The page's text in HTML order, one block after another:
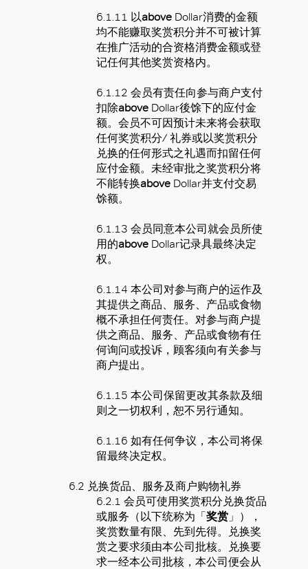
6.1.11 以above Dollar消费的金额
均不能赚取奖赏积分并不可被计算
在推广活动的合资格消费金额或登
记任何其他奖赏资格内。
6.1.12 会员有责任向参与商户支付
扣除above Dollar後馀下的应付金
额。会员不可因预计未来将会获取
任何奖赏积分/ 礼券或以奖赏积分
兑换的任何形式之礼遇而扣留任何
应付金额。未经审批之奖赏积分将
不能转换above Dollar并支付交易
馀额。
6.1.13 会员同意本公司就会员所使
用的above Dollar记录具最终决定
权。
6.1.14 本公司对参与商户的运作及
其提供之商品、服务、产品或食物
概不承担任何责任。对参与商户提
供之商品、服务、产品或食物有任
何询问或投诉，顾客须向有关参与
商户提出。
6.1.15 本公司保留更改其条款及细
则之一切权利，恕不另行通知。
6.1.16 如有任何争议， 本公司将保
留最终决定权。
6.2 兑换货品、服务及商户购物礼券
6.2.1 会员可使用奖赏积分兑换货品
或服务（以下统称为「奖赏 」），
奖赏数量有限、先到先得。兑换奖
赏之要求须由本公司批核。兑换要
求一经本公司批核，本公司便会从